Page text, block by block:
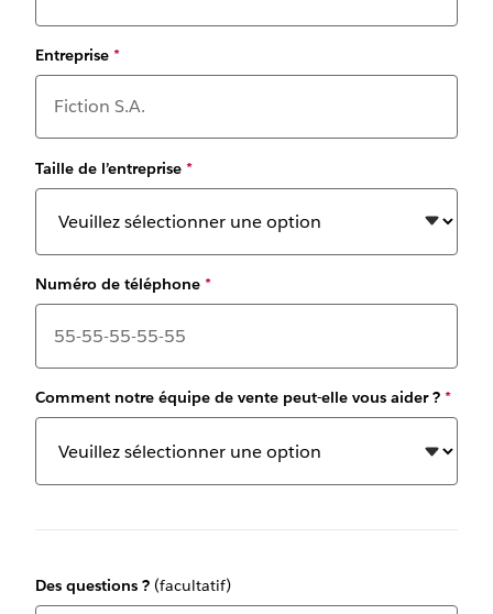
Entreprise *
Taille de l’entreprise *
Numéro de téléphone *
Comment notre équipe de vente peut-elle vous aider ? *
Des questions ? (facultatif)